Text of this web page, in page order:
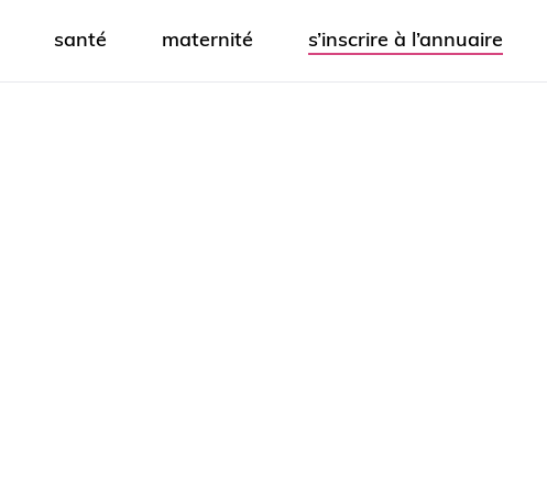
santé maternité s’inscrire à l’annuaire